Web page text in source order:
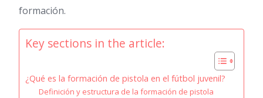
formación.
Key sections in the article:
¿Qué es la formación de pistola en el fútbol juvenil?
Definición y estructura de la formación de pistola